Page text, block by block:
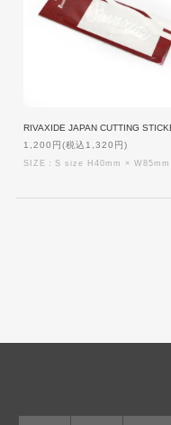
1,200円(税込1,320円)
SIZE：S size H40mm × W85mm